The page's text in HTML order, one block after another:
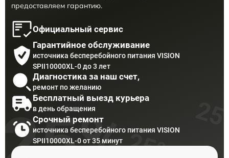
предоставляем гарантию.
Официальный сервис
Гарантийное обслуживание
источника бесперебойного питания VISION
SPII10000XL-0 до 3 лет
Диагностика за наш счет,
ремонт по желанию
Бесплатный выезд курьера
в день обращения
Срочный ремонт
источника бесперебойного питания VISION
SPII10000XL-0 от 35 минут